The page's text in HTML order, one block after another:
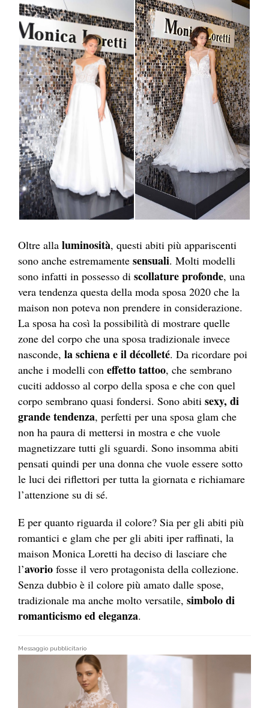
Oltre alla luminosità, questi abiti più appariscenti
sono anche estremamente sensuali. Molti modelli
sono infatti in possesso di scollature profonde, una
vera tendenza questa della moda sposa 2020 che la
maison non poteva non prendere in considerazione.
La sposa ha così la possibilità di mostrare quelle
zone del corpo che una sposa tradizionale invece
nasconde, la schiena e il décolleté. Da ricordare poi
anche i modelli con effetto tattoo, che sembrano
cuciti addosso al corpo della sposa e che con quel
corpo sembrano quasi fondersi. Sono abiti sexy, di
grande tendenza, perfetti per una sposa glam che
non ha paura di mettersi in mostra e che vuole
magnetizzare tutti gli sguardi. Sono insomma abiti
pensati quindi per una donna che vuole essere sotto
le luci dei riflettori per tutta la giornata e richiamare
l’attenzione su di sé.
E per quanto riguarda il colore? Sia per gli abiti più
romantici e glam che per gli abiti iper raffinati, la
maison Monica Loretti ha deciso di lasciare che
l’avorio fosse il vero protagonista della collezione.
Senza dubbio è il colore più amato dalle spose,
tradizionale ma anche molto versatile, simbolo di
romanticismo ed eleganza.
Messaggio pubblicitario